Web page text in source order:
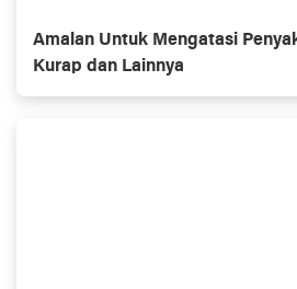
Amalan Untuk Mengatasi
Kurap dan Lainnya